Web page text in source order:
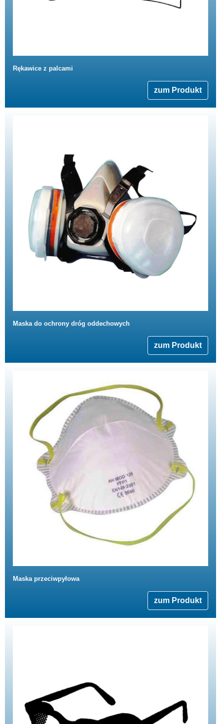
Rękawice z palcami
zum Produkt
Maska do ochrony dróg oddechowych
zum Produkt
Maska przeciwpyłowa
zum Produkt